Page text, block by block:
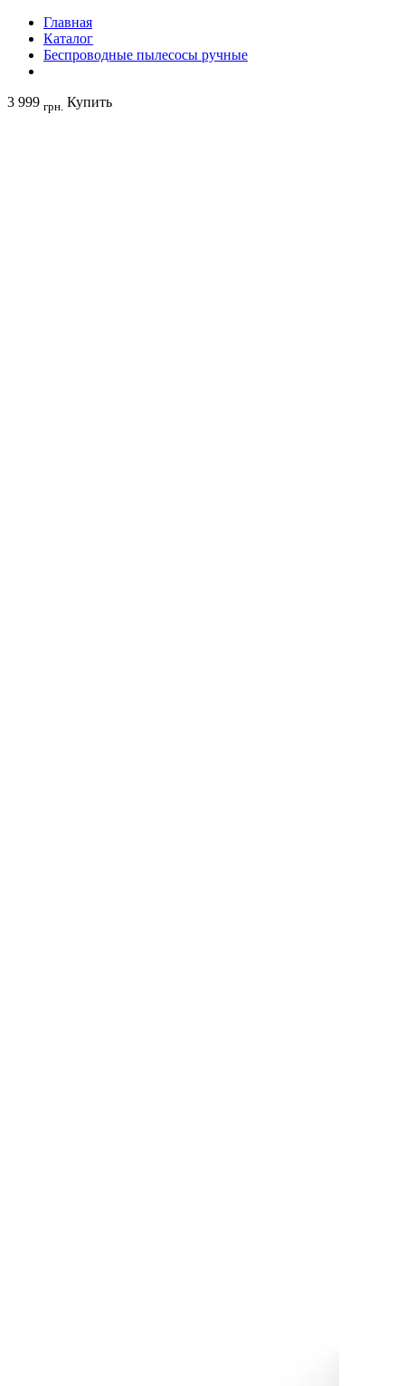
Главная
Каталог
Беспроводные пылесосы ручные
3 999 грн. Купить